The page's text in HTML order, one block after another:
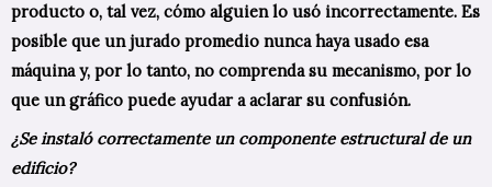
producto o, tal vez, cómo alguien lo usó incorrectamente. Es
posible que un jurado promedio nunca haya usado esa
máquina y, por lo tanto, no comprenda su mecanismo, por lo
que un gráfico puede ayudar a aclarar su confusión.
¿Se instaló correctamente un componente estructural de un
edificio?